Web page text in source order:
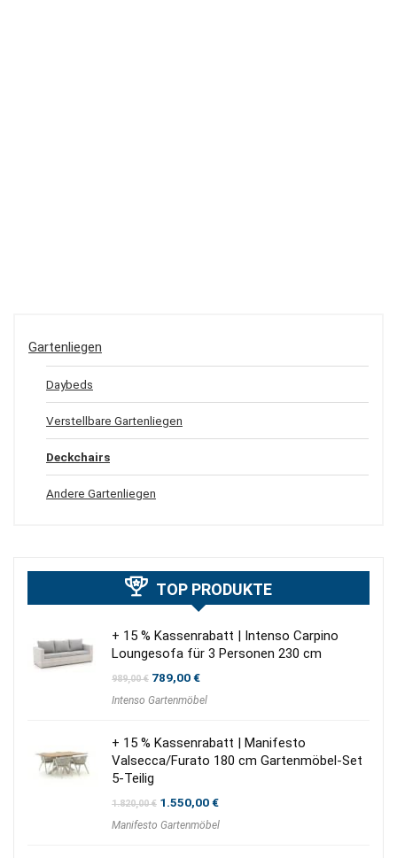
Gartenliegen
Daybeds
Verstellbare Gartenliegen
Deckchairs
Andere Gartenliegen
TOP PRODUKTE
+ 15 % Kassenrabatt | Intenso Carpino
Loungesofa für 3 Personen 230 cm
989,00€ Ursprünglicher
war:
789,00€Aktueller
ist:
Intenso Gartenmöbel
+ 15 % Kassenrabatt | Manifesto
Valsecca/Furato 180 cm Gartenmöbel-Set
5-Teilig
1.820,00€ Ursprünglicher
war:
1.550,00€Aktueller
ist:
Manifesto Gartenmöbel